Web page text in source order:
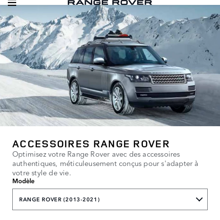
ACCESSOIRES RANGE ROVER
Optimisez votre Range Rover avec des accessoires
authentiques, méticuleusement conçus pour s'adapter à
votre style de vie.
Modèle
RANGE ROVER (2013-2021)